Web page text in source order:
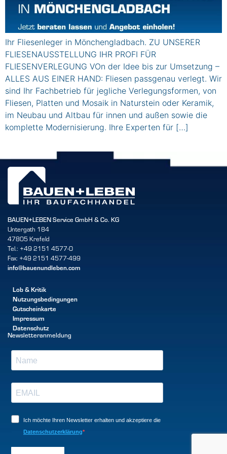
Ihr Fliesenleger in Mönchengladbach. ZU UNSERER
FLIESENAUSSTELLUNG IHR PROFI FÜR
FLIESENVERLEGUNG VOn der Idee bis zur Umsetzung –
ALLES AUS EINER HAND: Fliesen passgenau verlegt. Wir
sind Ihr Fachbetrieb für jegliche Verlegungsformen, von
Fliesen, Platten und Mosaik in Naturstein oder Keramik,
im Neubau und Altbau für innen und außen sowie die
komplette Modernisierung. Ihre Experten für […]
BAUEN+LEBEN Service GmbH & Co. KG
Untergath 184
47805 Krefeld
Tel.: +49 2151 4577-0
Fax: +49 2151 4577-499
info@bauenundleben.com
Lob & Kritik
Nutzungsbedingungen
Gutscheinkarte
Impressum
Datenschutz
Newsletteranmeldung
Ich möchte Ihren Newsletter erhalten und akzeptiere die
Datenschutzerklärung